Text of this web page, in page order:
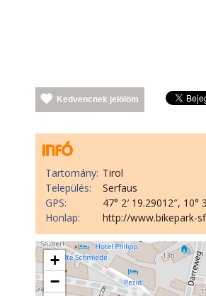
Kedvencnek jelölöm
Tartomány: Tirol
Település:
Serfaus
GPS:
47° 2′ 19.29012″, 10°
Honlap:
http://www.bikepark-
+
−